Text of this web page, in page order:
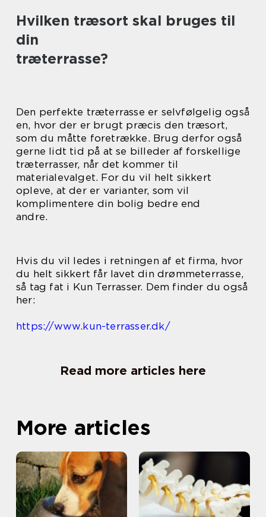
Hvilken træsort skal bruges til
din
træterrasse?
Den perfekte træterrasse er selvfølgelig også
en, hvor der er brugt præcis den træsort,
som du måtte foretrække. Brug derfor også
gerne lidt tid på at se billeder af forskellige
træterrasser, når det kommer til
materialevalget. For du vil helt sikkert
opleve, at der er varianter, som vil
komplimentere din bolig bedre end
andre.
Hvis du vil ledes i retningen af et firma, hvor
du helt sikkert får lavet din drømmeterrasse,
så tag fat i Kun Terrasser. Dem finder du også
her:
https://www.kun-terrasser.dk/
Read more articles here
More articles